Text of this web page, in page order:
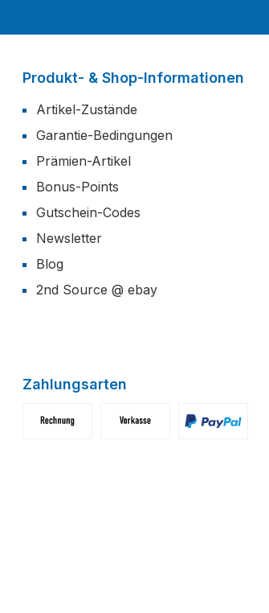
Produkt- & Shop-Informationen
Artikel-Zustände
Garantie-Bedingungen
Prämien-Artikel
Bonus-Points
Gutschein-Codes
Newsletter
Blog
2nd Source @ ebay
Zahlungsarten